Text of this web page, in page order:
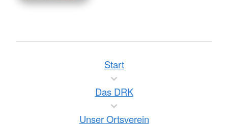
Start
Das DRK
Unser Ortsverein